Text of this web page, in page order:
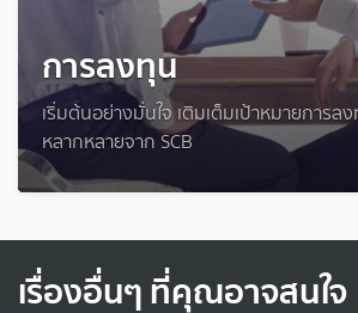
การลงทุน
เริ่มต้นอย่างมั่นใจ เติมเต็มเป้าหมายการ
หลากหลายจาก SCB
เรื่องอื่นๆ ที่คุณอาจสนใจ